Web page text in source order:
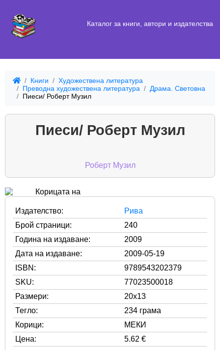
Каталог за книги, автори и издателства
Книги
Художествена литература
Преводна художествена литература
Драма. Световна
Пиеси/ Роберт Музил
Пиеси/ Роберт Музил
Роберт Музил
Издателство:
Рива
Брой страници:
240
Година на издаване:
2009
Дата на издаване:
2009-05-19
ISBN:
9789543202379
SKU:
77023500018
Размери:
20x13
Тегло:
234 грама
Корици:
МЕКИ
Цена:
5.62 €